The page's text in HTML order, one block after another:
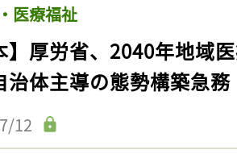
医療福祉
】厚労省、2040年地域
治体主導の態勢構築急務
12